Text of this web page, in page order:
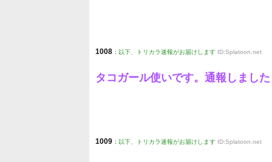
1008 : 以下、トリカラ速報がお届けします ID:Splatoon.net
タコガール使いです。通報しました
1009 : 以下、トリカラ速報がお届けします ID:Splatoon.net